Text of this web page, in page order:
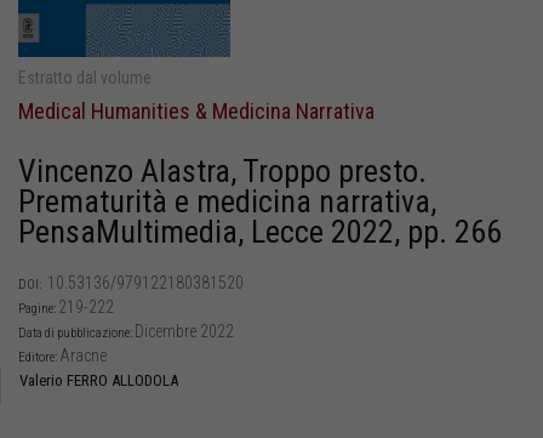
Estratto dal volume
Medical Humanities & Medicina Narrativa
Vincenzo Alastra, Troppo presto.
Prematurità e medicina narrativa,
PensaMultimedia, Lecce 2022, pp. 266
DOI: 10.53136/979122180381520
Pagine: 219-222
Data di pubblicazione: Dicembre 2022
Editore: Aracne
Valerio FERRO ALLODOLA